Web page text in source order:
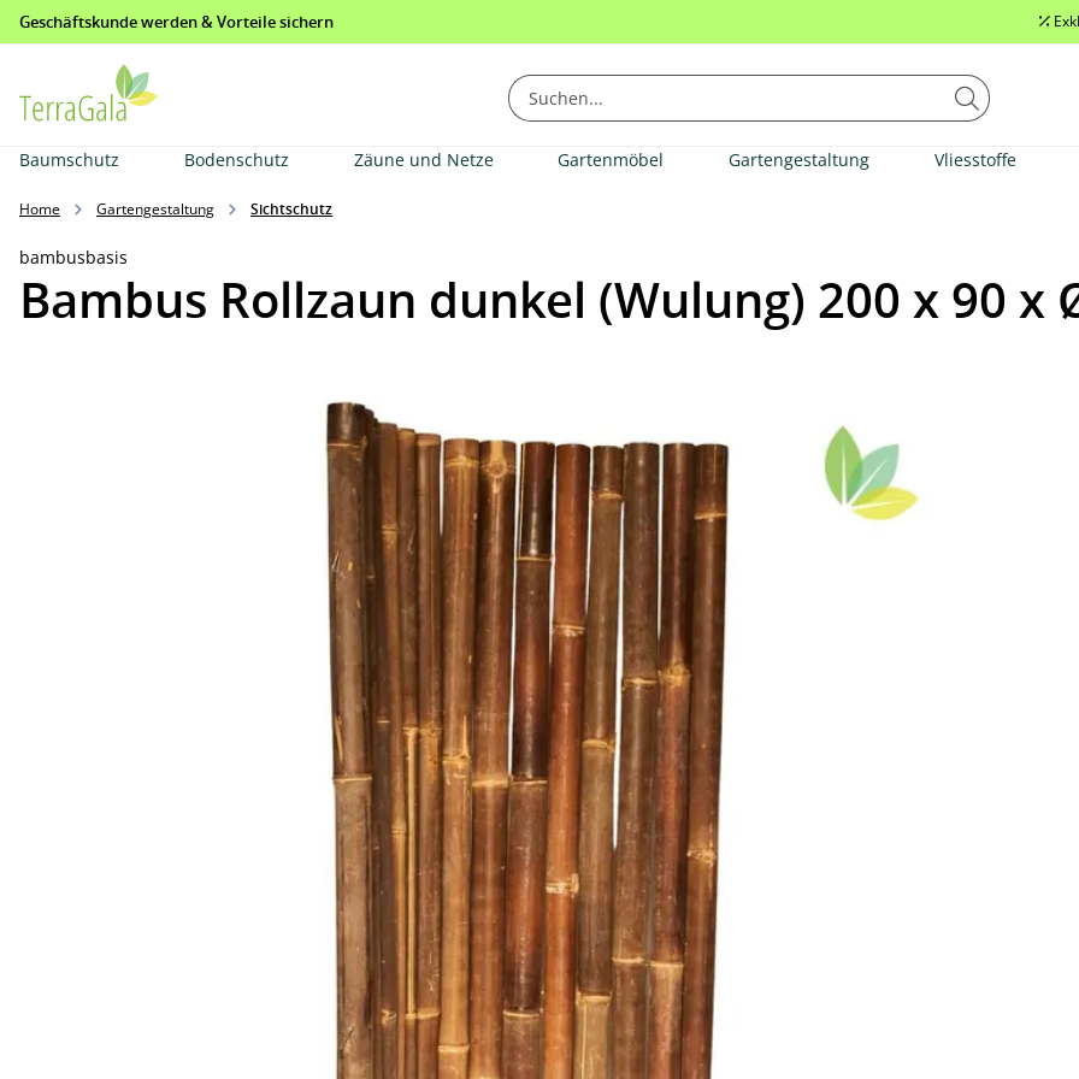
Zur Hauptnavigation springen
Geschäftskunde werden & Vorteile sichern
Baumschutz Bodenschutz Zäune und Netze Gartenmöbel Gartengestaltung Vliesstoffe
Home Gartengestaltung Sichtschutz
bambusbasis
Bambus Rollzaun dunkel (Wulung) 200 x 90 x